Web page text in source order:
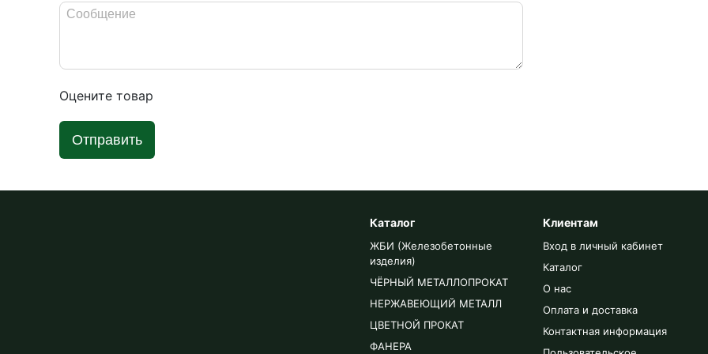
Оцените товар
Отправить
Каталог
ЖБИ (Железобетонные
изделия)
ЧЁРНЫЙ МЕТАЛЛОПРОКАТ
НЕРЖАВЕЮЩИЙ МЕТАЛЛ
ЦВЕТНОЙ ПРОКАТ
ФАНЕРА
Клиентам
Вход в личный кабинет
Каталог
О нас
Оплата и доставка
Контактная информация